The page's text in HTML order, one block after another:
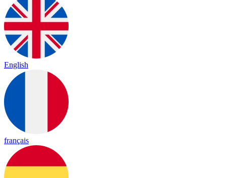
English
français